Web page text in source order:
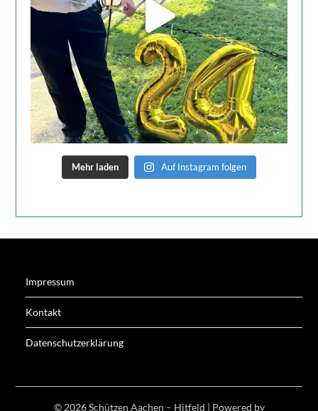
Mehr laden Auf Instagram folgen
Impressum
Kontakt
Datenschutzerklärung
© 2026 Schützen Aachen – Hitfeld | Powered by